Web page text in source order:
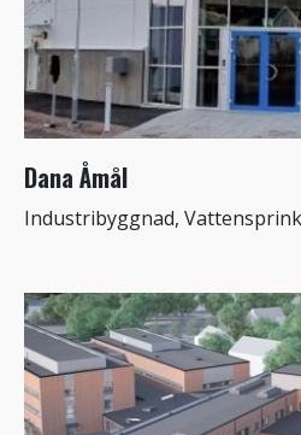
Dana Åmål
Industribyggnad,